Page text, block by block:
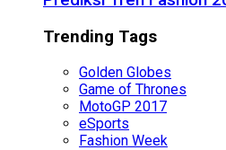
Trending Tags
Golden Globes
Game of Thrones
MotoGP 2017
eSports
Fashion Week